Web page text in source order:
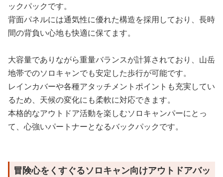
ックパックです。
背面パネルには通気性に優れた構造を採用しており、長時
間の背負い心地も快適に保てます。
大容量でありながら重量バランスが計算されており、山岳
地帯でのソロキャンでも安定した歩行が可能です。
レインカバーや各種アタッチメントポイントも充実してい
るため、天候の変化にも柔軟に対応できます。
本格的なアウトドア活動を楽しむソロキャンパーにとっ
て、心強いパートナーとなるバックパックです。
冒険心をくすぐるソロキャン向けアウトドアバッ